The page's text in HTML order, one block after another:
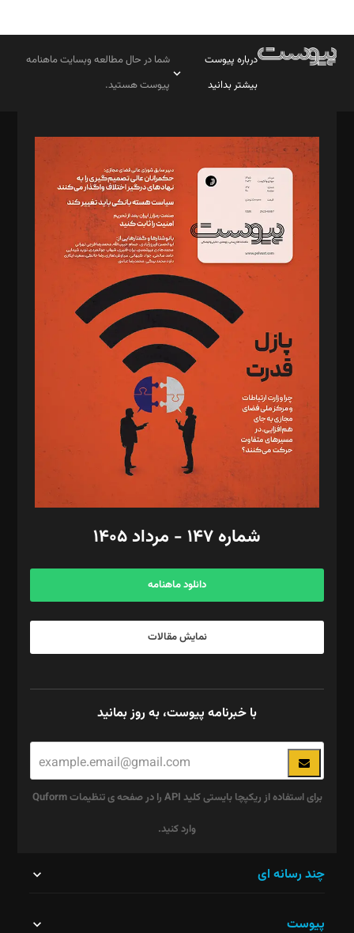
درباره پیوست
بیشتر بدانید
شما در حال مطالعه وبسایت ماهنامه
پیوست هستید.
مدیر مسئول: محمدباقر اثنی‌عشری
سردبیر: مهرک محمودی
دبیر تحریریه: میثم قاسمی
د‌بیر ناداستان: سمانه سمیع
د‌بیر خدمت و تجارت: ابوالفضل رجبی
د‌بیر حقوق فناوری: حسام‌الدین ایپکچی
د‌بیر پیوست جهان: مینا پاکدل
د‌بیر تحریریه آنلاین: بابک نقاش
تحریریه‌: مجتبی محمود‌ی، آرش برهمند، یسنا امان‌پور، سروش کرمیان،
مصطفی مسجدی آرانی، ابوالفضل رجبی، زهرا فکرانه، فائزه فتحی
رستمی،مصطفی باستان
ویرایش: نگار استاد‌‌آقا
طراح یونیفرم: مجید توکلی
فیلمبرداری و عکاسی: امیر شفیعی، مانی لطفی زاده
گرافیک و صفحه‌آرایی: سید‌سبحان‌علی ثابت
مد‌یر توسعه تجاری: کامبیز برید‌
امور مالی: شاپور رهبری، محمد‌ کاظمی‌نیا
آگهی و مشترکین: ۰۹۱۹۹۹۹۰۴۵۴
شماره ۱۴۷ - مرداد ۱۴۰۵
دانلود ماهنامه
نمایش مقالات
با خبرنامه پیوست، به روز بمانید
برای استفاده از ریکپچا بایستی کلید API را در صفحه ی تنظیمات Quform
وارد کنید.
نباید
چند رسانه ای
پیوست